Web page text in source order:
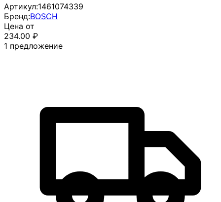
Артикул:1461074339
Бренд:BOSCH
Цена от
234.00 ₽
1 предложение